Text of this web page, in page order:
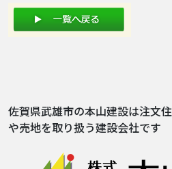
佐賀県武雄市の本山建設は注文
や売地を取り扱う建設会社です